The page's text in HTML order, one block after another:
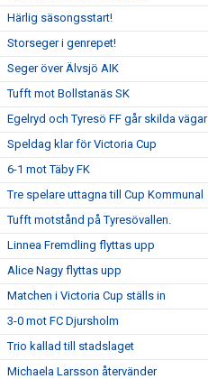
Härlig säsongsstart!
Storseger i genrepet!
Seger över Älvsjö AIK
Tufft mot Bollstanäs SK
Egelryd och Tyresö FF går skilda vägar
Speldag klar för Victoria Cup
6-1 mot Täby FK
Tre spelare uttagna till Cup Kommunal
Tufft motstånd på Tyresövallen.
Linnea Fremdling flyttas upp
Alice Nagy flyttas upp
Matchen i Victoria Cup ställs in
3-0 mot FC Djursholm
Trio kallad till stadslaget
Michaela Larsson återvänder